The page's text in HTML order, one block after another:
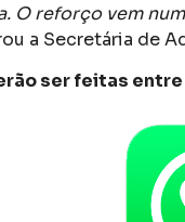
O reforço vem
a Secretária de
ser feitas entre